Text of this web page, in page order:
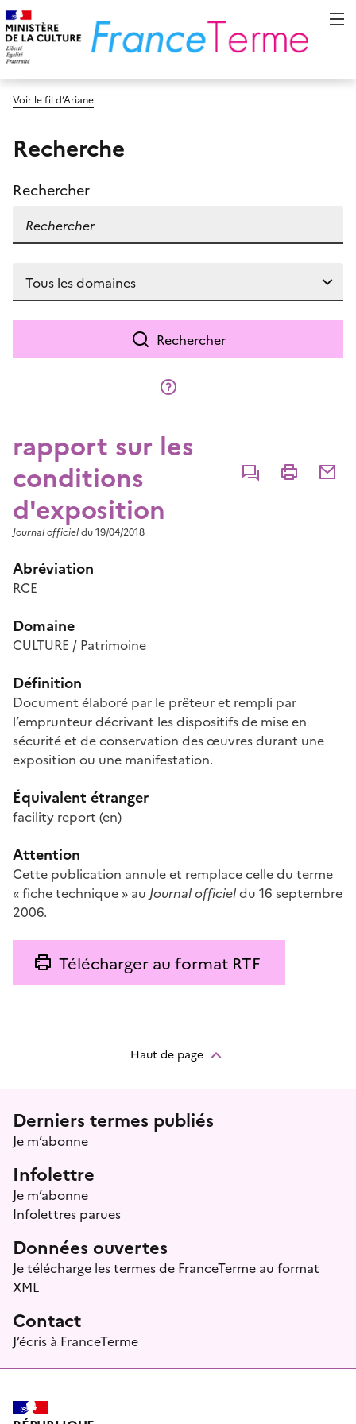
Voir le fil d’Ariane
Recherche
Rechercher
Rechercher
rapport sur les
conditions
d'exposition
CommenterImprimer
Journal officieldu 19/04/2018
Abréviation
RCE
Domaine
CULTURE / Patrimoine
Définition
Document élaboré par le prêteur et rempli par
l’emprunteur décrivant les dispositifs de mise en
sécurité et de conservation des œuvres durant une
exposition ou une manifestation.
Équivalent étranger
facility report (en)
Attention
Cette publication annule et remplace celle du terme
« fiche technique » au Journal officieldu 16 septembre
2006.
Télécharger au format RTF
Haut de page
Menu prefooter
Derniers termes publiés
Je m’abonne
Infolettre
Je m’abonne
Infolettres parues
Données ouvertes
Je télécharge les termes de FranceTerme au format
XML
Contact
J’écris à FranceTerme